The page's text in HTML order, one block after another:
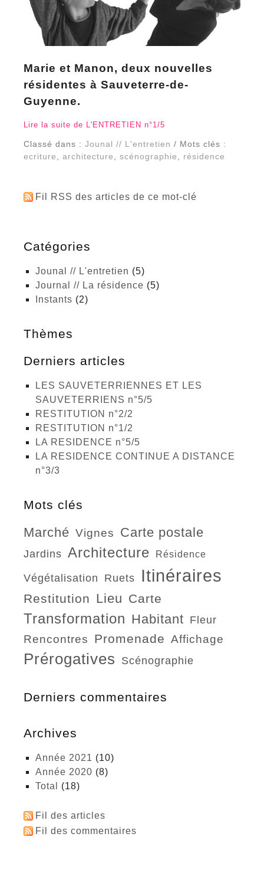
Marie et Manon, deux nouvelles
résidentes à Sauveterre-de-
Guyenne.
Lire la suite de L'ENTRETIEN n°1/5
Classé dans : Jounal // L'entretien / Mots clés :
ecriture
architecture scénographie résidence
Fil RSS des articles de ce mot-clé
Catégories
Jounal // L'entretien (5)
Journal // La résidence (5)
Instants (2)
Thèmes
Derniers articles
LES SAUVETERRIENNES ET LES
SAUVETERRIENS n°5/5
RESTITUTION n°2/2
RESTITUTION n°1/2
LA RESIDENCE n°5/5
LA RESIDENCE CONTINUE A DISTANCE
n°3/3
Mots clés
marché vignes carte postale
jardins architecture résidence
végétalisation ruets itinéraires
restitution lieu carte
transformation habitant fleur
rencontres promenade affichage
prérogatives scénographie
Derniers commentaires
Archives
année 2021 (10)
année 2020 (8)
total (18)
Fil des articles
Fil des commentaires